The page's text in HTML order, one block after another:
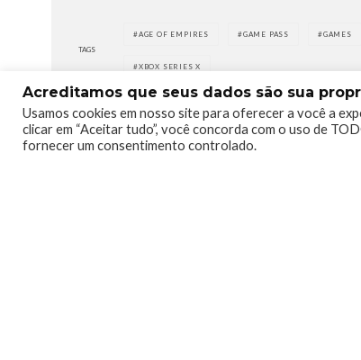
TAGS
AGE OF EMPIRES GAME PASS GAMES
XBOX SERIES X
Acreditamos que seus dados são sua
Usamos cookies em nosso site para oferecer a você a
clicar em “Aceitar tudo”, você concorda com o uso de
fornecer um consentimento controlado.